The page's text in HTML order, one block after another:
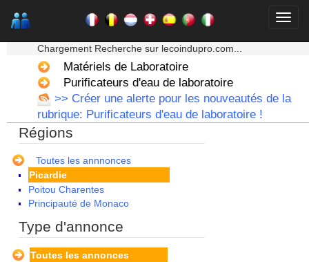
Chargement Recherche sur lecoindupro.com...
Matériels de Laboratoire
Purificateurs d'eau de laboratoire
>> Créer une alerte pour les nouveautés de la
rubrique: Purificateurs d'eau de laboratoire !
Régions
Toutes les annnonces
La Réunion
Limousin
Lorraine
Martinique
Mayotte
Midi Pyrenees - Espagne -
Portugal
Nord Pas de Calais - Belgique -
Pays Bas
Pays de la Loire
Picardie
Poitou Charentes
Principauté de Monaco
Italie
Rhone Alpes
Type d'annonce
Toutes les annonces